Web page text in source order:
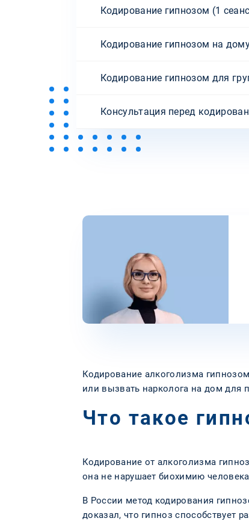
Кодирование гипнозом (1
Кодирование гипнозом на
Кодирование гипнозом для
Консультация перед
Кодирование алкоголизма
или вызвать нарколога на дом для
Что такое
Кодирование от алкоголизма
она не нарушает биохимию
В России метод кодирования
доказал, что гипноз способствует